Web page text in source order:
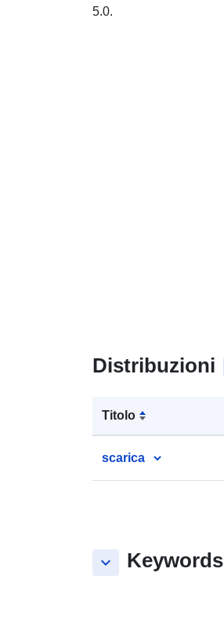
5.0.
Distribuzioni
Titolo
scarica
keyboard_arrow_down Keywords